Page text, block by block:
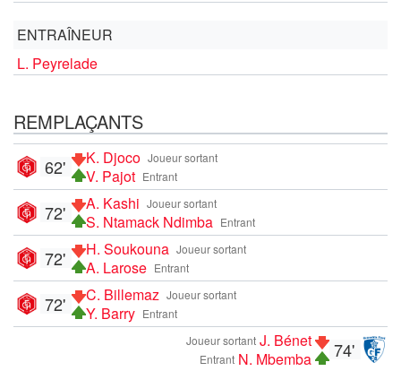
ENTRAÎNEUR
L. Peyrelade
REMPLAÇANTS
Joueur sortant
K. Djoco
Entrant
V. Pajot
62'
Joueur sortant
A. Kashi
Entrant
S. Ntamack Ndimba
72'
Joueur sortant
H. Soukouna
Entrant
A. Larose
72'
Joueur sortant
C. Billemaz
Entrant
Y. Barry
72'
74'
Joueur sortant J. Bénet
Entrant N. Mbemba